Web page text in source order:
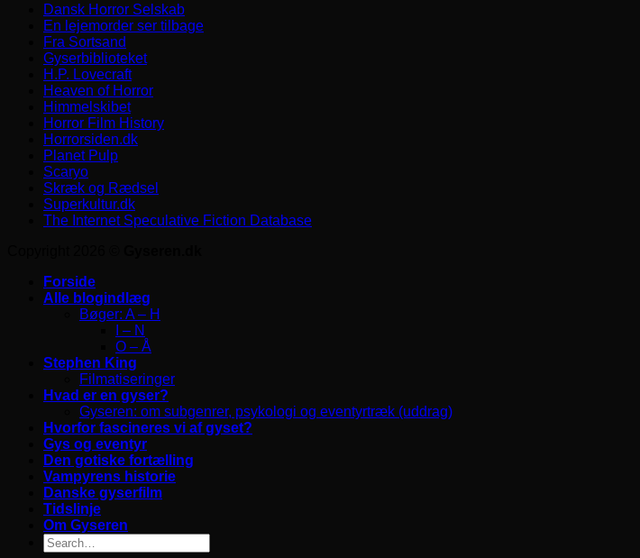
Dansk Horror Selskab
En lejemorder ser tilbage
Fra Sortsand
Gyserbiblioteket
H.P. Lovecraft
Heaven of Horror
Himmelskibet
Horror Film History
Horrorsiden.dk
Planet Pulp
Scaryo
Skræk og Rædsel
Superkultur.dk
The Internet Speculative Fiction Database
Forside
Alle blogindlæg
Bøger: A – H
I – N
O – Å
Stephen King
Filmatiseringer
Hvad er en gyser?
Gyseren: om subgenrer, psykologi og eventyrtræk (uddrag)
Hvorfor fascineres vi af gyset?
Gys og eventyr
Den gotiske fortælling
Vampyrens historie
Danske gyserfilm
Tidslinje
Om Gyseren